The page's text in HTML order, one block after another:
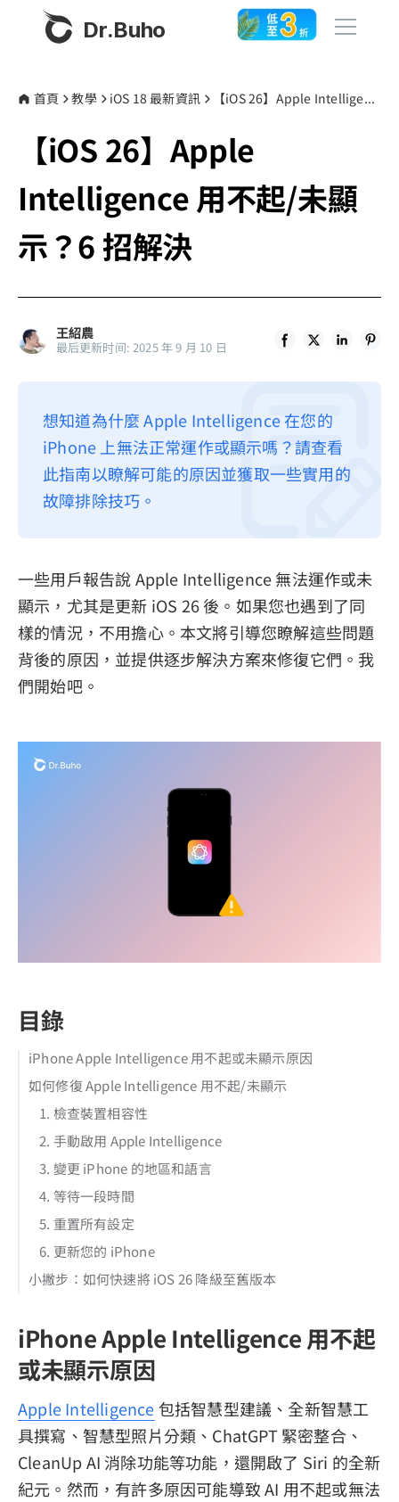
Dr.Buho
產品
BuhoCleaner
BuhoUnlocker
BuhoRepair
BuhoLaunchpad
商店
部落格
隱私權政策
服務條款
退款政策
首頁 教學 iOS 18 最新資訊 【iOS 26】Apple Intelligence 用不起/未顯示？6 招解決
【iOS 26】Apple
Intelligence 用不起/未顯
示？6 招解決
王紹農
最后更新时间: 2025 年 9 月 10 日
想知道為什麼 Apple Intelligence 在您的
iPhone 上無法正常運作或顯示嗎？請查看
此指南以瞭解可能的原因並獲取一些實用的
故障排除技巧。
一些用戶報告說 Apple Intelligence 無法運作或未
顯示，尤其是更新 iOS 26 後。如果您也遇到了同
樣的情況，不用擔心。本文將引導您瞭解這些問題
背後的原因，並提供逐步解決方案來修復它們。我
們開始吧。
目錄
iPhone Apple Intelligence 用不起或未顯示原因
如何修復 Apple Intelligence 用不起/未顯示
1. 檢查裝置相容性
2. 手動啟用 Apple Intelligence
3. 變更 iPhone 的地區和語言
4. 等待一段時間
5. 重置所有設定
6. 更新您的 iPhone
小撇步：如何快速將 iOS 26 降級至舊版本
iPhone Apple Intelligence 用不起
或未顯示原因
Apple Intelligence 包括智慧型建議、全新智慧工
具撰寫、智慧型照片分類、ChatGPT 緊密整合、
CleanUp AI 消除功能等功能，還開啟了 Siri 的全新
紀元。然而，有許多原因可能導致 AI 用不起或無法